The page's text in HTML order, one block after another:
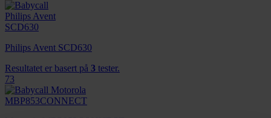
Philips Avent SCD630
Resultatet er basert på 3 tester.
73